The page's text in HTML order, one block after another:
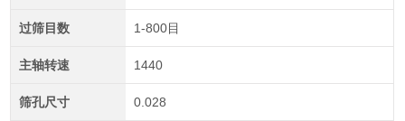
过筛目数 1-800目
主轴转速 1440
筛孔尺寸 0.028